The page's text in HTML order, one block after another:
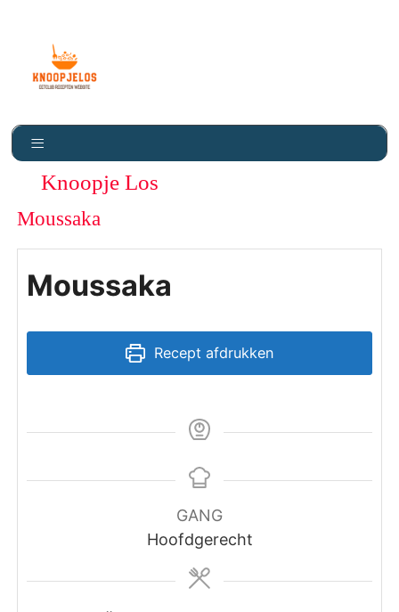
Knoopje Los
Moussaka
Moussaka
Recept afdrukken
GANG
Hoofdgerecht